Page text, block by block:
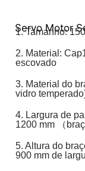
Servo Motor
1. Tamanho:
2. Material:
escovado
3. Material do
vidro
4. Largura de
1200 mm （
5. Altura do
900 mm de